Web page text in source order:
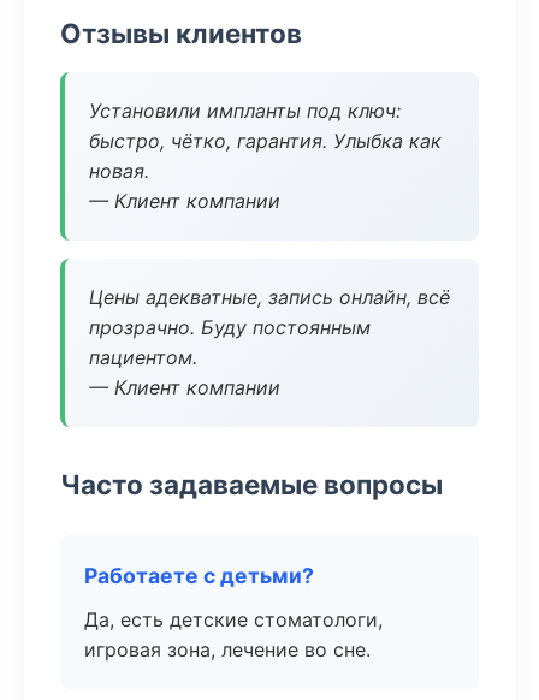
Отзывы клиентов
Установили импланты под ключ:
быстро, чётко, гарантия. Улыбка как
новая.
— Клиент компании
Цены адекватные, запись онлайн, всё
прозрачно. Буду постоянным
пациентом.
— Клиент компании
Часто задаваемые вопросы
Работаете с детьми?
Да, есть детские стоматологи,
игровая зона, лечение во сне.